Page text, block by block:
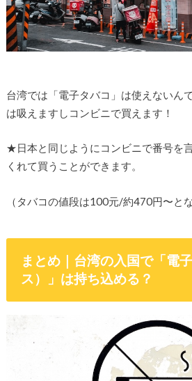
台湾では「電子タバコ」は使えないん
は吸えますしコンビニで買えます！
★日本と同じようにコンビニで番号を
くれて買うことができます。
（タバコの値段は100元/約470円〜と
まとめ｜台湾の入国で「電
ス）」は持ち込める？